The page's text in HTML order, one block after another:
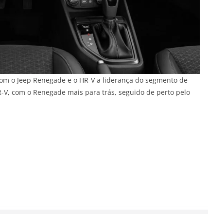
o Jeep Renegade e o HR-V a liderança do segmento de
V, com o Renegade mais para trás, seguido de perto pelo